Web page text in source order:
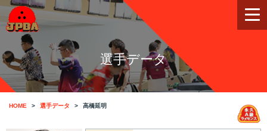
選手データ
HOME 選手データ 高橋延明